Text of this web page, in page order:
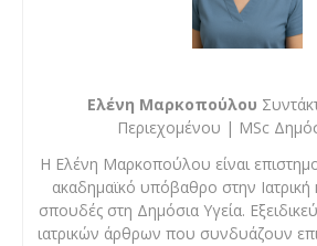
Ελένη Μαρκοπούλου
Περιεχομένου | MSc
Η Ελένη Μαρκοπούλου είναι
ακαδημαϊκό υπόβαθρο στην Ιατρική
σπουδές στη Δημόσια Υγεία.
ιατρικών άρθρων που συνδυάζουν